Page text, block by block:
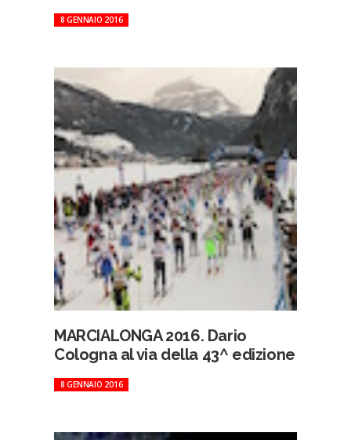
8 GENNAIO 2016
MARCIALONGA 2016. Dario
Cologna al via della 43^ edizione
8 GENNAIO 2016